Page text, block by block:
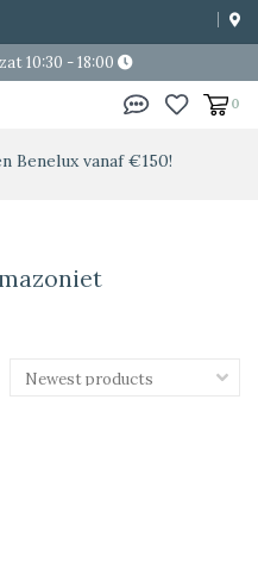
10:30 - 18:00
0
Benelux vanaf €150!